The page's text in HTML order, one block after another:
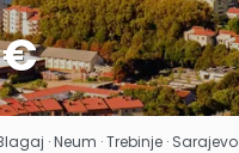
Afficher
· Neum · Trebinje · Sarajevo